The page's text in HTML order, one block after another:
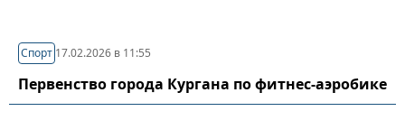
Спорт 17.02.2026 в 11:55
Первенство города Кургана по фитнес-аэробике